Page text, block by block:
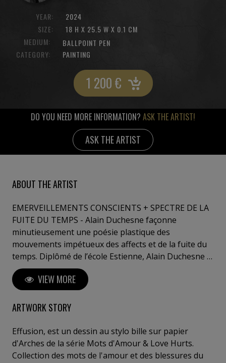
YEAR:
SIZE:
2024
18 H X 25.5 W X 0.1 CM
MEDIUM:
BALLPOINT PEN
CATEGORY:
PAINTING
1 200€
DO YOU NEED MORE INFORMATION? ASK THE ARTIST!
ASK THE ARTIST
ABOUT THE ARTIST
EMERVEILLEMENTS CONSCIENTS + SPECTRE DE LA
FUITE DU TEMPS - Alain Duchesne façonne
minutieusement une poésie plastique des
mouvements impétueux des affects et de la fuite du
temps. Diplômé de l’école Estienne, Alain Duchesne a
été directeur artistique pour les grands réseaux
d’agences de publicité internationales à Paris et a
créé sa propre agence, Maison Duchesne. Il se voit
confier la direction artistique de campagnes
Saint Laurent, Vuitton, ou dans le domaine des
cosmétiques, Helena Rubinstein, l’Oréal, ou Lancôme,
mais également pour la mode, Yves Saint Laurent. Il a
VIEW MORE
ARTWORK STORY
Effusion, est un dessin au stylo bille sur papier
d'Arches de la série Mots d'Amour & Love Hurts.
Collection des mots de l'amour et des blessures du